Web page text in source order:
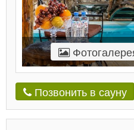
Позвонить в сауну